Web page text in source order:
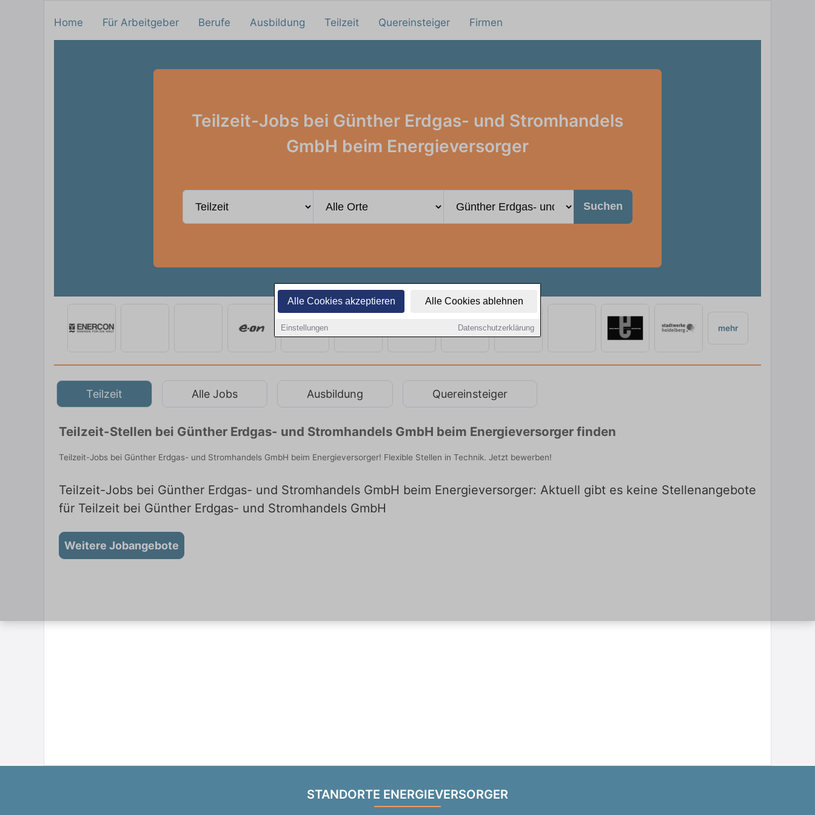
Alle Cookies akzeptieren Alle Cookies ablehnen
Einstellungen Datenschutzerklärung
Home Für Arbeitgeber Berufe Ausbildung Teilzeit Quereinsteiger Firmen
Teilzeit-Jobs bei Günther Erdgas- und Stromhandels
GmbH beim Energieversorger
Suchen
mehr
Teilzeit Alle Jobs Ausbildung Quereinsteiger
Teilzeit-Stellen bei Günther Erdgas- und Stromhandels GmbH beim Energieversorger finden
Teilzeit-Jobs bei Günther Erdgas- und Stromhandels GmbH beim Energieversorger! Flexible Stellen in Technik. Jetzt bewerben!
Teilzeit-Jobs bei Günther Erdgas- und Stromhandels GmbH beim Energieversorger: Aktuell gibt es keine Stellenangebote
für Teilzeit bei Günther Erdgas- und Stromhandels GmbH
Weitere Jobangebote
STANDORTE ENERGIEVERSORGER